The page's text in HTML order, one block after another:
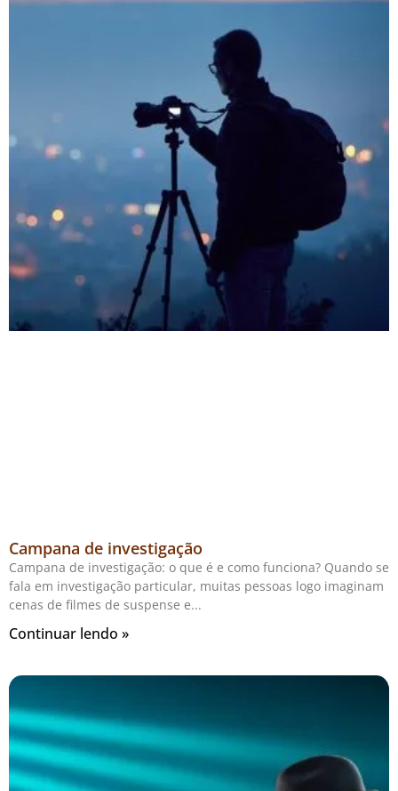
Campana de investigação
Campana de investigação: o que é e como funciona? Quando se
fala em investigação particular, muitas pessoas logo imaginam
cenas de filmes de suspense e
Continuar lendo »